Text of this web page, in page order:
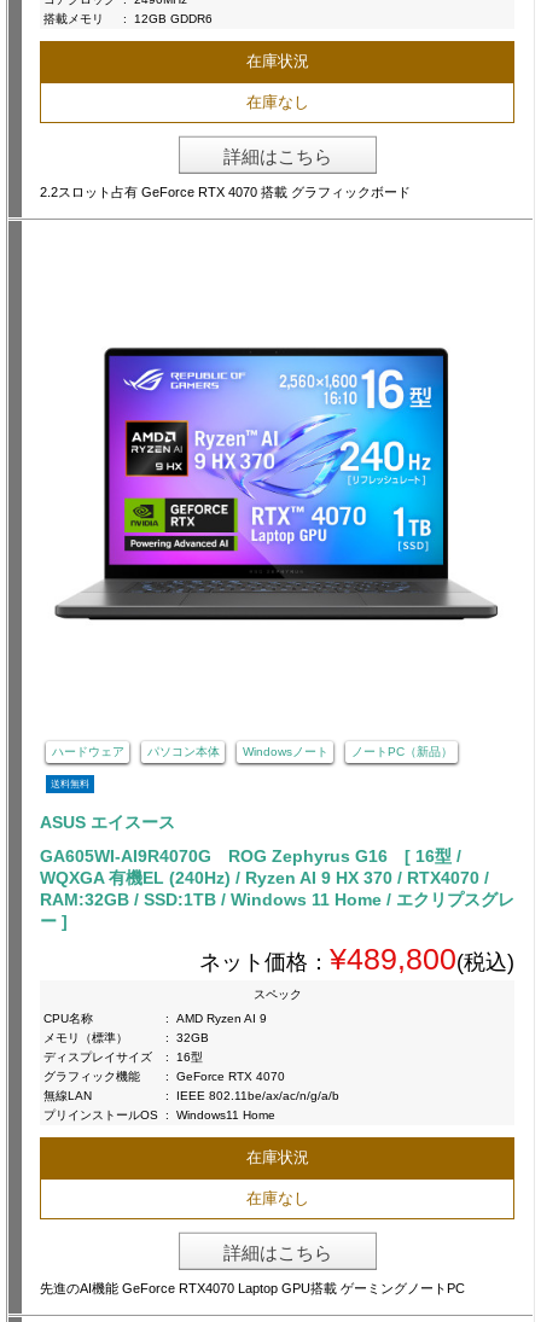
搭載メモリ
: 12GB GDDR6
在庫状況
在庫なし
詳細はこちら
2.2スロット占有 GeForce RTX 4070 搭載 グラフィックボード
ハードウェア パソコン本体 Windowsノート ノートPC（新品）
送料無料
ASUS エイスース
GA605WI-AI9R4070G ROG Zephyrus G16 [ 16型 /
WQXGA 有機EL (240Hz) / Ryzen AI 9 HX 370 / RTX4070 /
RAM:32GB / SSD:1TB / Windows 11 Home / エクリプスグレ
ー ]
ネット価格： ¥489,800(税込)
スペック
CPU名称
:
AMD Ryzen AI 9
メモリ（標準）
:
32GB
ディスプレイサイズ
:
16型
グラフィック機能
:
GeForce RTX 4070
無線LAN
:
IEEE 802.11be/ax/ac/n/g/a/b
プリインストールOS : Windows11 Home
在庫状況
在庫なし
詳細はこちら
先進のAI機能 GeForce RTX4070 Laptop GPU搭載 ゲーミングノートPC